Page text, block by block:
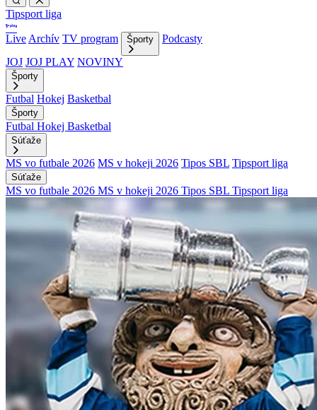
Tipsport liga
Live Archív TV program Športy
Podcasty
JOJ JOJ PLAY NOVINY
Športy
Futbal Hokej Basketbal
Športy
Futbal Hokej Basketbal
Súťaže
MS vo futbale 2026 MS v hokeji 2026 Tipos SBL Tipsport liga
Súťaže
MS vo futbale 2026 MS v hokeji 2026 Tipos SBL Tipsport liga